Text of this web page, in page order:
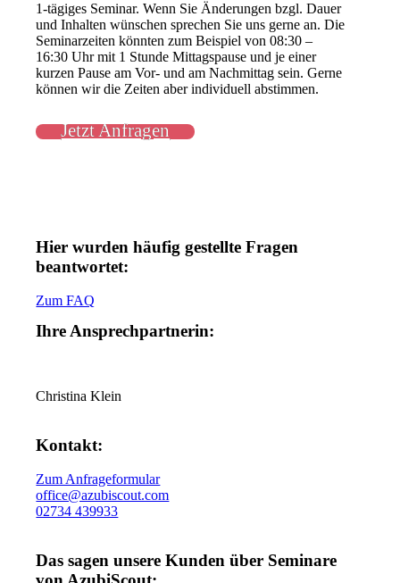
1-tägiges Seminar. Wenn Sie Änderungen bzgl. Dauer
und Inhalten wünschen sprechen Sie uns gerne an. Die
Seminarzeiten könnten zum Beispiel von 08:30 –
16:30 Uhr mit 1 Stunde Mittagspause und je einer
kurzen Pause am Vor- und am Nachmittag sein. Gerne
können wir die Zeiten aber individuell abstimmen.
Jetzt Anfragen
Hier wurden häufig gestellte Fragen
beantwortet:
Zum FAQ
Ihre Ansprechpartnerin:
Christina Klein
Kontakt:
Zum Anfrageformular
office@azubiscout.com
02734 439933
Das sagen unsere Kunden über Seminare